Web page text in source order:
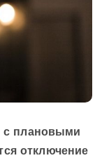
с плановыми
отключение